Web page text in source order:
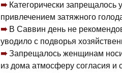
Категорически запрещалось
привлечением затяжного
В Саввин день не
уводило с подворья
Запрещалось женщинам
из дома атмосферу согласия и